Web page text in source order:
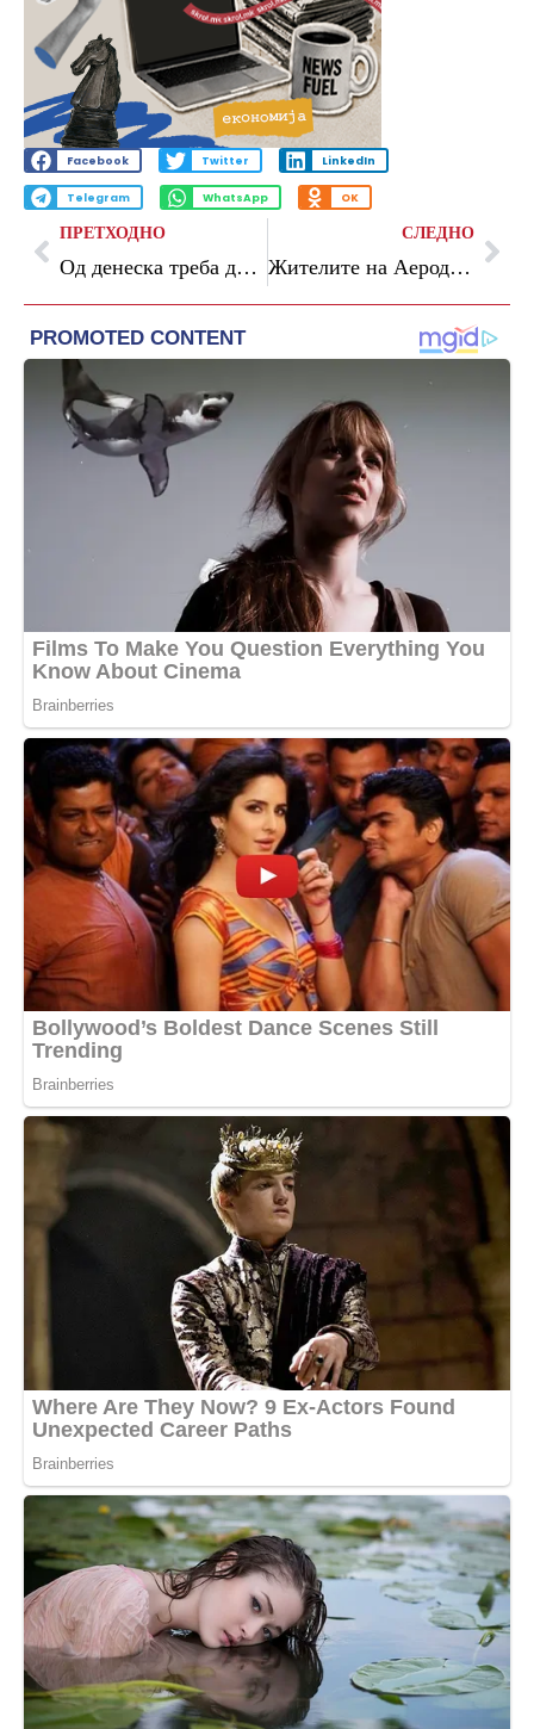
Facebook Twitter LinkedIn
Telegram WhatsApp OK
ПРЕТХОДНО
Од денеска треба да почне исплатата на „Мој ДДВ“ со лимит до 2.100 денари
СЛЕДНО
Жителите на Аеродром и Карпош без вода